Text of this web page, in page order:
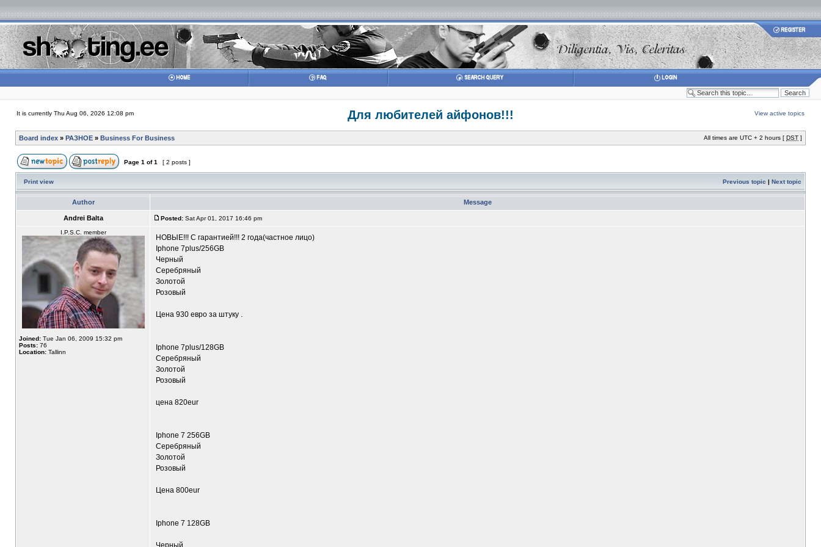
It is currently Thu Aug 06, 2026 12:08 pm Для любителей айфонов!!! View active topics
Board index » РАЗНОЕ » Business For Business All times are UTC + 2 hours [ DST ]
Page 1 of1 [ 2 posts ]
Print view Previous topic | Next topic
Author Message
Andrei Balta Posted: Sat Apr 01, 2017 16:46 pm
I.P.S.C. member
Joined: Tue Jan 06, 2009 15:32 pm
Posts: 76
Location: Tallinn
НОВЫЕ!!! С гарантией!!! 2 года(частное лицо)
Iphone 7plus/256GB
Черный
Серебряный
Золотой
Розовый
Цена 930 евро за штуку .
Iphone 7plus/128GB
Серебряный
Золотой
Розовый
цена 820eur
Iphone 7 256GB
Серебряный
Золотой
Розовый
Цена 800eur
Iphone 7 128GB
Черный